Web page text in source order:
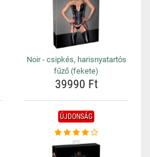
Noir - csipkés, harisnyatartós
fűző (fekete)
39990 Ft
ÚJDONSÁG